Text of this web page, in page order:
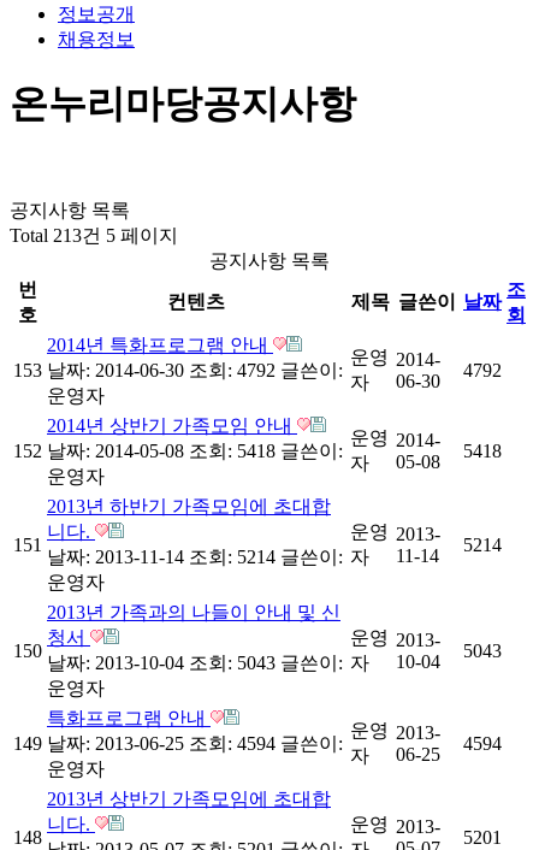
정보공개
채용정보
온누리마당공지사항
공지사항 목록
Total 213건 5 페이지
공지사항 목록
번
호
컨텐츠 제목 글쓴이 날짜
조
회
153
2014년 특화프로그램 안내
날짜: 2014-06-30 조회: 4792 글쓴이:
운영자
운영
자
2014-
06-30
4792
152
2014년 상반기 가족모임 안내
날짜: 2014-05-08 조회: 5418 글쓴이:
운영자
운영
자
2014-
05-08
5418
151
2013년 하반기 가족모임에 초대합
니다.
날짜: 2013-11-14 조회: 5214 글쓴이:
운영자
운영
자
2013-
11-14
5214
150
2013년 가족과의 나들이 안내 및 신
청서
날짜: 2013-10-04 조회: 5043 글쓴이:
운영자
운영
자
2013-
10-04
5043
149
특화프로그램 안내
날짜: 2013-06-25 조회: 4594 글쓴이:
운영자
운영
자
2013-
06-25
4594
148
2013년 상반기 가족모임에 초대합
니다.
운영 2013-
5201